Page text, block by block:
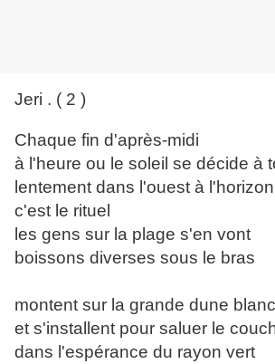
Jeri . ( 2 )
Chaque fin d'après-midi
à l'heure ou le soleil se décide à
lentement dans l'ouest à
c'est le rituel
les gens sur la plage s'en vont
boissons diverses sous le bras
montent sur la grande dune
et s'installent pour saluer le
dans l'espérance du rayon vert